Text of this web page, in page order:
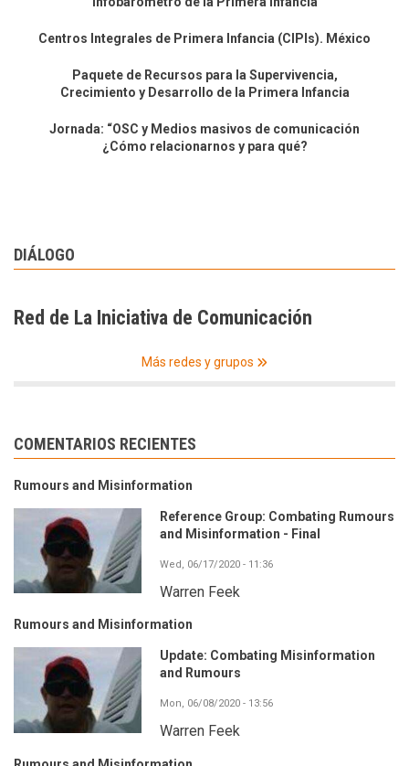
Centros Integrales de Primera Infancia (CIPIs). México
Paquete de Recursos para la Supervivencia,
Crecimiento y Desarrollo de la Primera Infancia
Jornada: “OSC y Medios masivos de comunicación
¿Cómo relacionarnos y para qué?
DIÁLOGO
Red de La Iniciativa de Comunicación
Más redes y grupos
COMENTARIOS RECIENTES
Rumours and Misinformation
Reference Group: Combating Rumours
and Misinformation - Final
Wed, 06/17/2020 - 11:36
Warren Feek
Rumours and Misinformation
Update: Combating Misinformation
and Rumours
Mon, 06/08/2020 - 13:56
Warren Feek